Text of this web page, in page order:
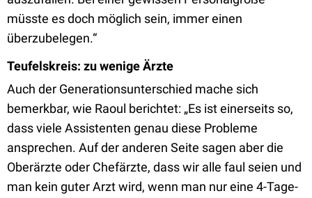
müsste es doch möglich sein, immer einen
überzubelegen.“
Teufelskreis: zu wenige Ärzte
Auch der Generationsunterschied mache sich
bemerkbar, wie Raoul berichtet: „Es ist einerseits so,
dass viele Assistenten genau diese Probleme
ansprechen. Auf der anderen Seite sagen aber die
Oberärzte oder Chefärzte, dass wir alle faul seien und
man kein guter Arzt wird, wenn man nur eine 4-Tage-